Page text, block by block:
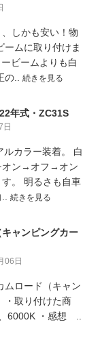
しかも安い！物
ームに取り付けま
ビームよりも白
の.. 続きを見る
年式・ZC31S
ルカラー装着。 白
オン→オフ→オン
。 明るさも自車
続きを見る
ャンピングカー
06日
ロード（キャン
・取り付けた商
・感想 ..